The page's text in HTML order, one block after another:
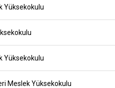
Yüksekokulu
Yüksekokulu
Meslek Yüksekokulu